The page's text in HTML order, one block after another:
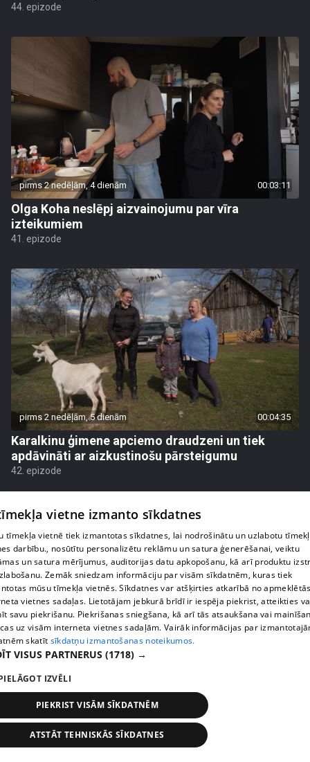
44. epizode
pirms 2 nedēļām, 4 dienām 00:03:11
Olga Koha neslēpj aizvainojumu par vīra
izteikumiem
41. epizode
pirms 2 nedēļām, 5 dienām 00:04:35
Karalkinu ģimene apciemo draudzeni un tiek
apdāvināti ar aizkustinošu pārsteigumu
42. epizode
pirms 2 nedēļām, 5 dienām
Agrita Bindre stāsta, kā meita pielāgojas jaunajai
45. epizode
vietne izmanto sīkdatnes
tīmekļa vietnē tiek izmantotas sīkdatnes, lai nodrošinātu un uzlabotu
darbību., nosūtītu personalizētu reklāmu un satura ģenerēšanai, veiktu
un satura mērījumus, auditorijas datu apkopošanu, kā arī produktu
Zemāk sniedzam informāciju par visām sīkdatnēm, kuras tiek
mūsu tīmekļa vietnēs. Sīkdatnes var atšķirties atkarībā no
vietnes sadaļas. Lietotājam jebkurā brīdī ir iespēja piekrist, atteikties
savu piekrišanu. Piekrišanas sniegšana, kā arī tās atsaukšana vai
uz visām interneta vietnes sadaļām. Vairāk informācijas par
skatīt sīkdatņu izmantošanas noteikumos.
VISUS PARTNERUS (1718) →
IZVĒLI
PIEKRIST VISĀM SĪKDATNĒM
ATSTĀT TEHNISKĀS SĪKDATNES